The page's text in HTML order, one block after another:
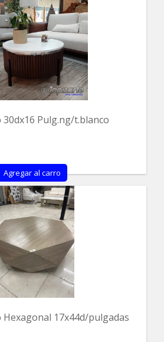
Pulg.ng/t.blanco
Agregar al carro
Hexagonal 17x44d/pulgadas